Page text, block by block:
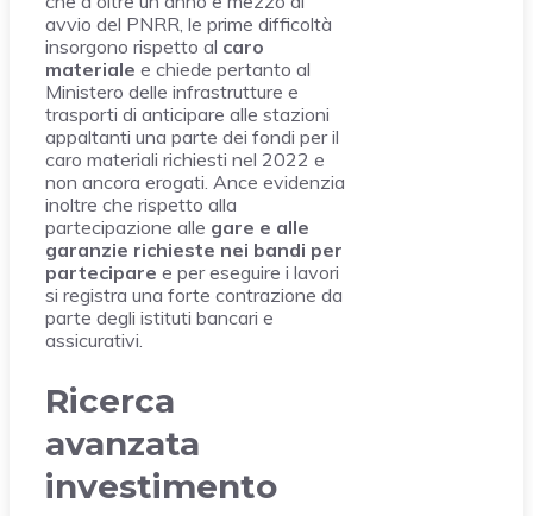
avvio del PNRR, le prime difficoltà
insorgono rispetto al caro
materiale e chiede pertanto al
Ministero delle infrastrutture e
trasporti di anticipare alle stazioni
appaltanti una parte dei fondi per il
caro materiali richiesti nel 2022 e
non ancora erogati. Ance evidenzia
inoltre che rispetto alla
partecipazione alle gare e alle
garanzie richieste nei bandi per
partecipare e per eseguire i lavori
si registra una forte contrazione da
parte degli istituti bancari e
assicurativi.
Ricerca
avanzata
investimento